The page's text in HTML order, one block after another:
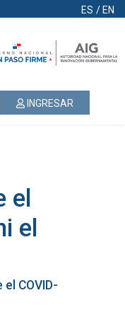
ES / EN
INGRESAR
el
el
COVID-